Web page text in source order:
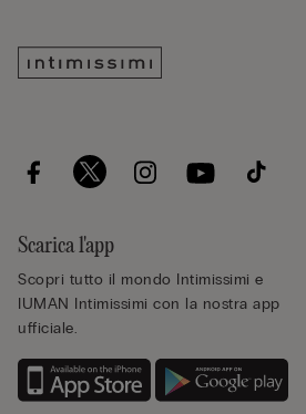
Scarica l'app
Scopri tutto il mondo Intimissimi e
IUMAN Intimissimi con la nostra app
ufficiale.